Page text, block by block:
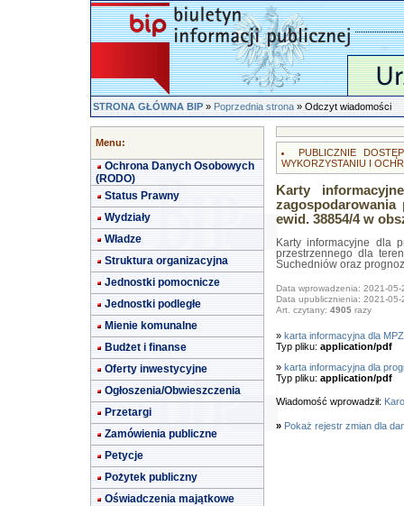
STRONA GŁÓWNA BIP»Poprzednia strona» Odczyt wiadomości
Menu:
Ochrona Danych Osobowych
(RODO)
Status Prawny
Wydziały
Władze
Struktura organizacyjna
Jednostki pomocnicze
Jednostki podległe
Mienie komunalne
Budżet i finanse
Oferty inwestycyjne
Ogłoszenia/Obwieszczenia
Przetargi
Zamówienia publiczne
Petycje
Pożytek publiczny
Oświadczenia majątkowe
PUBLICZNIE
WYKORZYSTANIU I
Karty
ewid. 38854/4 w
Karty informacyjne dla
przestrzennego dla
Suchedniów oraz
Data wprowadzenia: 2021-05-
Data upublicznienia: 2021-05-
Art. czytany: 4905razy
» karta informacyjna dla
Typ pliku: application/pdf
» karta informacyjna dla
Typ pliku: application/pdf
Wiadomość wprowadził:
» Pokaż rejestr zmian dla